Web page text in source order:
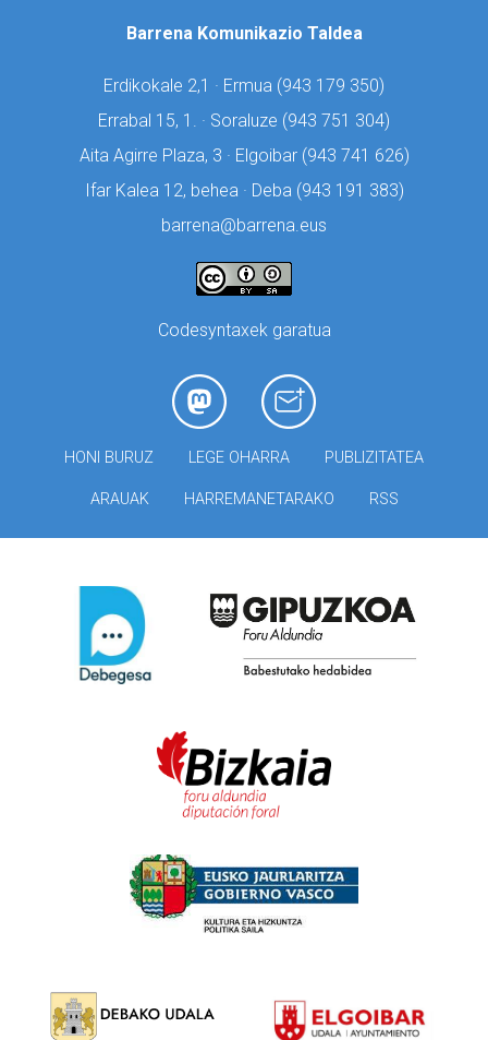
Barrena Komunikazio Taldea
Erdikokale 2,1 · Ermua (943 179 350)
Errabal 15, 1. · Soraluze (943 751 304)
Aita Agirre Plaza, 3 · Elgoibar (943 741 626)
Ifar Kalea 12, behea · Deba (943 191 383)
barrena@barrena.eus
Codesyntaxek garatua
HONI BURUZ LEGE OHARRA PUBLIZITATEA
ARAUAK HARREMANETARAKO RSS